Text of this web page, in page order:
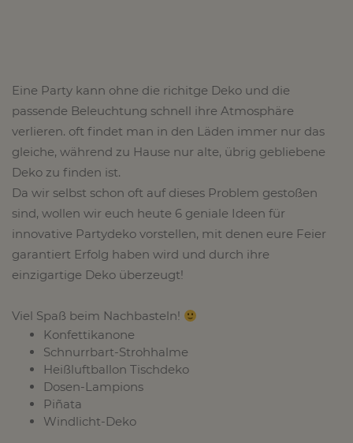
Eine Party kann ohne die richitge Deko und die
passende Beleuchtung schnell ihre Atmosphäre
verlieren. oft findet man in den Läden immer nur das
gleiche, während zu Hause nur alte, übrig gebliebene
Deko zu finden ist.
Da wir selbst schon oft auf dieses Problem gestoßen
sind, wollen wir euch heute 6 geniale Ideen für
innovative Partydeko vorstellen, mit denen eure Feier
garantiert Erfolg haben wird und durch ihre
einzigartige Deko überzeugt!
Viel Spaß beim Nachbasteln!
Konfettikanone
Schnurrbart-Strohhalme
Heißluftballon Tischdeko
Dosen-Lampions
Piñata
Windlicht-Deko